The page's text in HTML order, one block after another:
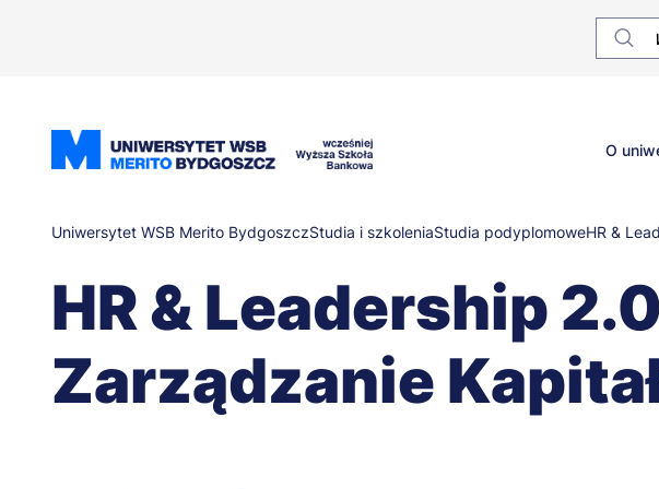
O
Ścieżka
nawigacyjna
Uniwersytet WSB Merito BydgoszczStudia i szkoleniaStudia podyplomoweHR &
HR & Leadership
Zarządzanie